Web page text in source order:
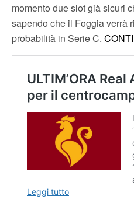
momento due slot già sicuri
sapendo che il Foggia verrà
probabilità in Serie C.